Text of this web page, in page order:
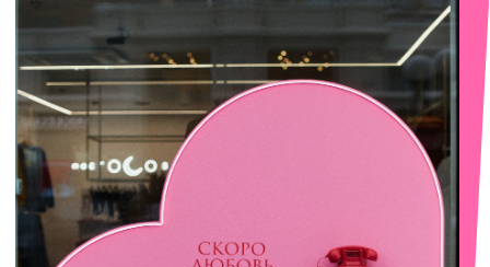
Сочи
Село Эстосадок, ТРЦ Горки Молл,
Горная Карусель, 3
+7 (919) 374-04-04
с 10-00 до 22-00
смотреть в Яндекс. Картах